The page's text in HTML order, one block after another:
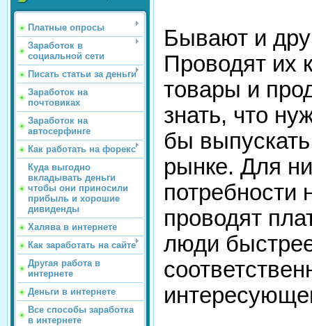
Платные опросы
Заработок в
социальной сети
Писать статьи за деньги
Заработок на
почтовиках
Заработок на
автосерфинге
Как работать на форекс
Куда выгодно
вкладывать деньги
чтобы они приносили
прибыль и хорошие
дивиденды
Халява в интернете
Как заработать на сайте
Другая работа в
интернете
Деньги в интернете
Все способы заработка
в интернете
Бывают и
Проводят их
товары и
знать, что
бы
рынке. Для
потребности
проводят
люди